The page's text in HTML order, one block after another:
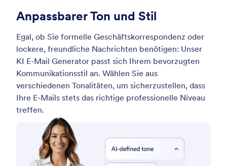
Anpassbarer Ton und Stil
Egal, ob Sie formelle Geschäftskorrespondenz oder
lockere, freundliche Nachrichten benötigen: Unser
KI E-Mail Generator passt sich Ihrem bevorzugten
Kommunikationsstil an. Wählen Sie aus
verschiedenen Tonalitäten, um sicherzustellen, dass
Ihre E-Mails stets das richtige professionelle Niveau
treffen.